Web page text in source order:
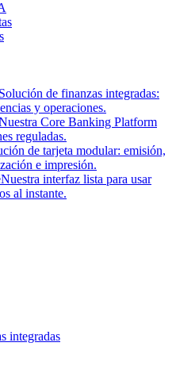
Solución de finanzas integradas:
y operaciones.
Core Banking Platform
reguladas.
de tarjeta modular: emisión,
e impresión.
Nuestra interfaz lista para usar
al instante.
integradas